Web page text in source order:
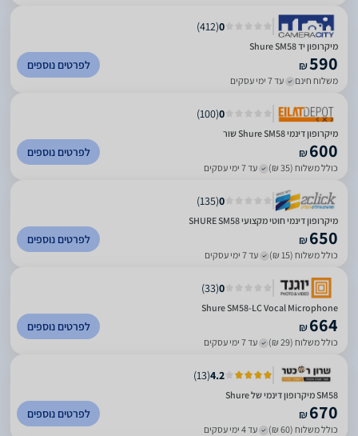
0
(
412
)
מיקרופון יד Shure SM58
₪590
משלוח חינם עד 7 ימי עסקים
לפרטים נוספים
0
(
100
)
‏מיקרופון דינמי Shure SM58 שור
₪600
כולל משלוח (35 ₪) עד 7 ימי עסקים
לפרטים נוספים
0
(
135
)
מיקרופון דינמי חוטי מקצועי SHURE SM58
₪650
כולל משלוח (15 ₪) עד 7 ימי עסקים
לפרטים נוספים
0
(
33
)
Shure SM58-LC Vocal Microphone
₪664
כולל משלוח (29 ₪) עד 7 ימי עסקים
לפרטים נוספים
4.2
(
13
)
SM58 מיקרופון דינמי של Shure
₪670
כולל משלוח (60 ₪) עד 4 ימי עסקים
לפרטים נוספים